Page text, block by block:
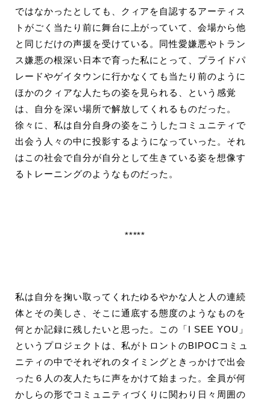
ではなかったとしても、クィアを自認するアーティス
トがごく当たり前に舞台に上がっていて、会場から他
と同じだけの声援を受けている。同性愛嫌悪やトラン
ス嫌悪の根深い日本で育った私にとって、プライドパ
レードやゲイタウンに行かなくても当たり前のように
ほかのクィアな人たちの姿を見られる、という感覚
は、自分を深い場所で解放してくれるものだった。
徐々に、私は自分自身の姿をこうしたコミュニティで
出会う人々の中に投影するようになっていった。それ
はこの社会で自分が自分として生きている姿を想像す
るトレーニングのようなものだった。
*****
私は自分を掬い取ってくれたゆるやかな人と人の連続
体とその美しさ、そこに通底する態度のようなものを
何とか記録に残したいと思った。この「I SEE YOU」
というプロジェクトは、私がトロントのBIPOCコミュ
ニティの中でそれぞれのタイミングときっかけで出会
った６人の友人たちに声をかけて始まった。全員が何
かしらの形でコミュニティづくりに関わり日々周囲の